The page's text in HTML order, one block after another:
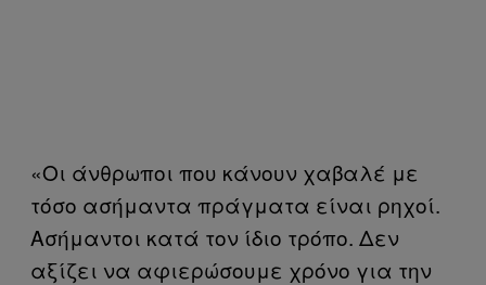
«Οι άνθρωποι που κάνουν χαβαλέ με
τόσο ασήμαντα πράγματα είναι ρηχοί.
Ασήμαντοι κατά τον ίδιο τρόπο. Δεν
αξίζει να αφιερώσουμε χρόνο για την